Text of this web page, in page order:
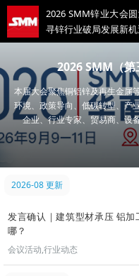
2026 SMM锌业大会
寻锌行业破局发展新
掌上有色
为有色行业打造的神器
非农爆冷打击加息预期
2026 SMM（第
本届大会聚焦铜铝锌及再生金属
环境、政策导向、低碳转型、产
企业、行业专家、贸易商、设
2026-08 更新
发言确认｜建筑型材承压 铝
哪？
会议活动,行业动态